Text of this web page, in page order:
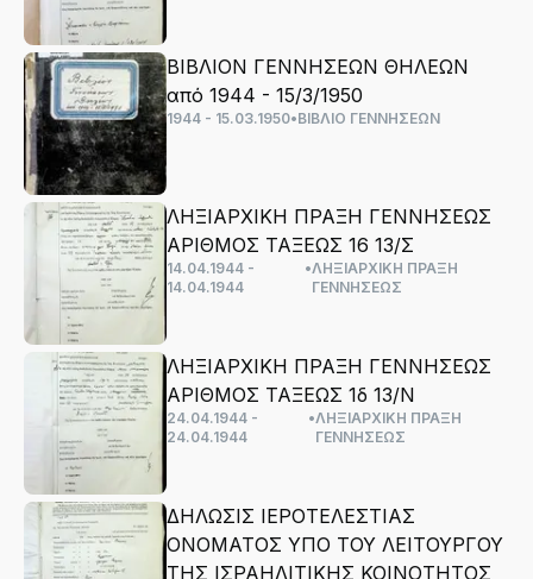
ΒΙΒΛΙΟΝ ΓΕΝΝΗΣΕΩΝ ΘΗΛΕΩΝ
από 1944 - 15/3/1950
1944 - 15.03.1950•ΒΙΒΛΙΟ ΓΕΝΝΗΣΕΩΝ
ΛΗΞΙΑΡΧΙΚΗ ΠΡΑΞΗ ΓΕΝΝΗΣΕΩΣ
ΑΡΙΘΜΟΣ ΤΑΞΕΩΣ 16 13/Σ
14.04.1944 -
14.04.1944
•ΛΗΞΙΑΡΧΙΚΗ ΠΡΑΞΗ
ΓΕΝΝΗΣΕΩΣ
ΛΗΞΙΑΡΧΙΚΗ ΠΡΑΞΗ ΓΕΝΝΗΣΕΩΣ
ΑΡΙΘΜΟΣ ΤΑΞΕΩΣ 1δ 13/Ν
24.04.1944 -
24.04.1944
•ΛΗΞΙΑΡΧΙΚΗ ΠΡΑΞΗ
ΓΕΝΝΗΣΕΩΣ
ΔΗΛΩΣΙΣ ΙΕΡΟΤΕΛΕΣΤΙΑΣ
ΟΝΟΜΑΤΟΣ ΥΠΟ ΤΟΥ ΛΕΙΤΟΥΡΓΟΥ
ΤΗΣ ΙΣΡΑΗΛΙΤΙΚΗΣ ΚΟΙΝΟΤΗΤΟΣ